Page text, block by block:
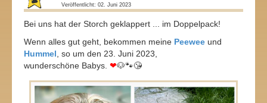
Veröffentlicht: 02. Juni 2023
Bei uns hat der Storch geklappert ... im Doppelpack!
Wenn alles gut geht, bekommen meine Peewee und
Hummel , so um den 23. Juni 2023,
wunderschöne Babys. ❤🐶🐾😘